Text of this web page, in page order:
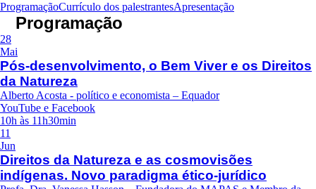
ProgramaçãoCurrículo dos palestrantesApresentação
Programação
28
Mai
Pós-desenvolvimento, o Bem Viver e os Direitos
da Natureza
Alberto Acosta - político e economista – Equador
YouTube e Facebook
10h às 11h30min
11
Jun
Direitos da Natureza e as cosmovisões
indígenas. Novo paradigma ético-jurídico